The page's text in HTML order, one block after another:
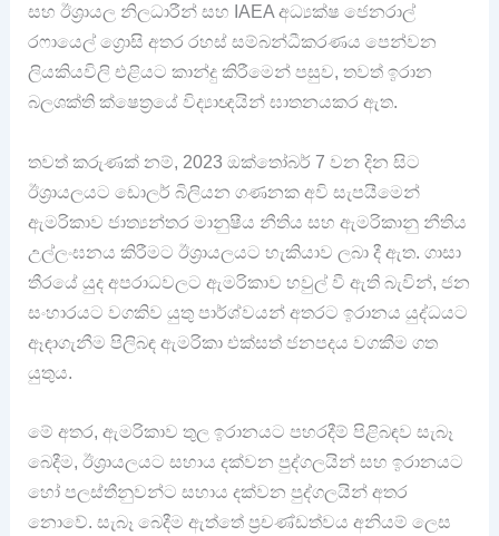
සහ ඊශ්‍රායල නිලධාරීන් සහ IAEA අධ්‍යක්ෂ ජෙනරාල්
රෆායෙල් ග්‍රොසි අතර රහස් සම්බන්ධීකරණය පෙන්වන
ලියකියවිලි එළියට කාන්දු කිරීමෙන් පසුව, තවත් ඉරාන
බලශක්ති ක්ෂෙත්‍රයේ විද්‍යාඥයින් ඝාතනයකර ඇත.
තවත් කරුණක් නම්, 2023 ඔක්තෝබර් 7 වන දින සිට
ඊශ්‍රායලයට ඩොලර් බිලියන ගණනක අවි සැපයීමෙන්
ඇමරිකාව ජාත්‍යන්තර මානුෂීය නීතිය සහ ඇමරිකානු නීතිය
උල්ලංඝනය කිරීමට ඊශ්‍රායලයට හැකියාව ලබා දී ඇත. ගාසා
තීරයේ යුද අපරාධවලට ඇමරිකාව හවුල් වී ඇති බැවින්, ජන
සංහාරයට වගකිව යුතු පාර්ශ්වයන් අතරට ඉරානය යුද්ධයට
ඈඳාගැනීම පිලිබඳ ඇමරිකා එක්සත් ජනපදය වගකීම ගත
යුතුය.
මේ අතර, ඇමරිකාව තුල ඉරානයට පහරදීම් පිළිබඳව සැබෑ
බෙදීම‍, ඊශ්‍රායලයට සහාය දක්වන පුද්ගලයින් සහ ඉරානයට
හෝ පලස්තීනුවන්ට සහාය දක්වන පුද්ගලයින් අතර
නොවේ. සැබෑ බෙදීම ඇත්තේ ප්‍රචණ්ඩත්වය අනියම් ලෙස